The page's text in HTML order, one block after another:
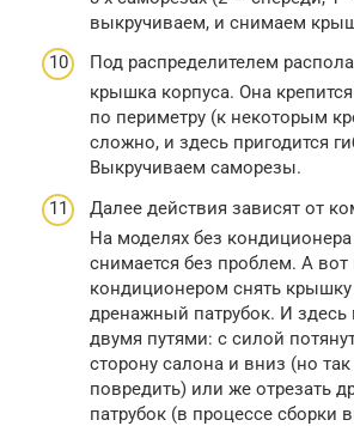
выкручиваем, и снимаем
Под распределителем
крышка корпуса. Она
по периметру (к некоторым
сложно, и здесь пригодится
Выкручиваем саморезы.
Далее действия зависят от
На моделях без
снимается без проблем. А вот
кондиционером снять
дренажный патрубок. И
двумя путями: с силой
сторону салона и вниз (но
повредить) или же отрезать
патрубок (в процессе сборки